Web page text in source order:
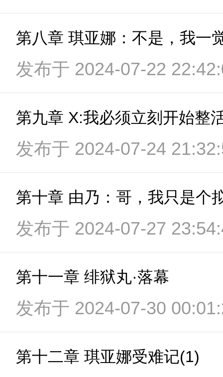
第八章 琪亚娜：不是，我
发布于 2024-07-22
第九章 X:我必须立刻开始整
发布于 2024-07-24
发布于 2024-07-27
第十一章 绯狱丸·落幕
发布于 2024-07-30
第十二章 琪亚娜受难记(1)